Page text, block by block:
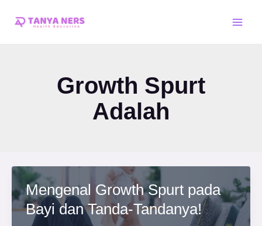
Growth Spurt
Adalah
Mengenal Growth Spurt pada
Bayi dan Tanda-Tandanya!